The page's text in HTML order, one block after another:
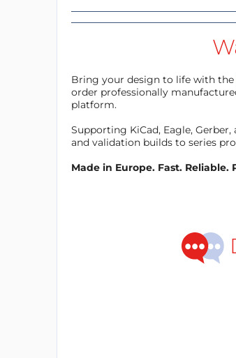
Bring your design to life with the
order professionally
platform.
Supporting KiCad, Eagle,
and validation builds to series
Made in Europe. Fast. Reliable.